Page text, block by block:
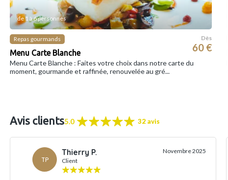
de 1 à 6 personnes
Repas gourmands
Menu Carte Blanche
Dès
60 €
Menu Carte Blanche : Faites votre choix dans notre carte du
moment, gourmande et raffinée, renouvelée au gré...
Avis clients5.0 32 avis
TP
Thierry P.
Client
Novembre 2025